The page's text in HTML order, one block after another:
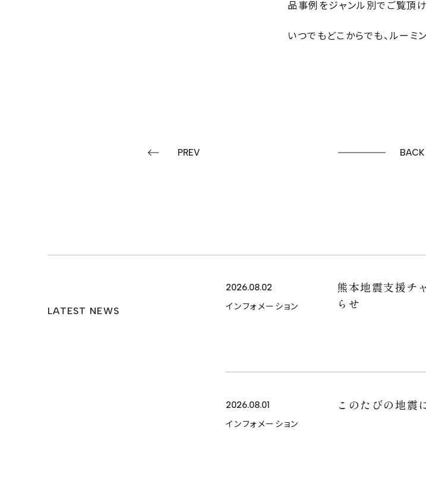
CASES
SHOP
品事例をジャンル別でご覧頂け
いつでもどこからでも、ルーミ
PREV
LATEST NEWS
2026.08.02
インフォメーション
熊本地震支援チ
らせ
2026.08.01
インフォメーション
このたびの地震